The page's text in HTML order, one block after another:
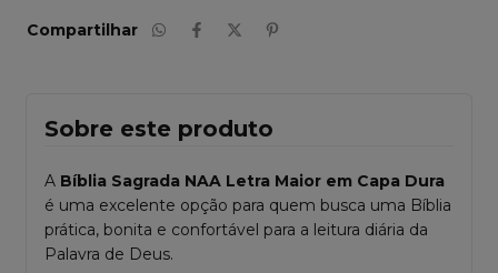
Compartilhar
Sobre este produto
A Bíblia Sagrada NAA Letra Maior em Capa Dura
é uma excelente opção para quem busca uma Bíblia
prática, bonita e confortável para a leitura diária da
Palavra de Deus.